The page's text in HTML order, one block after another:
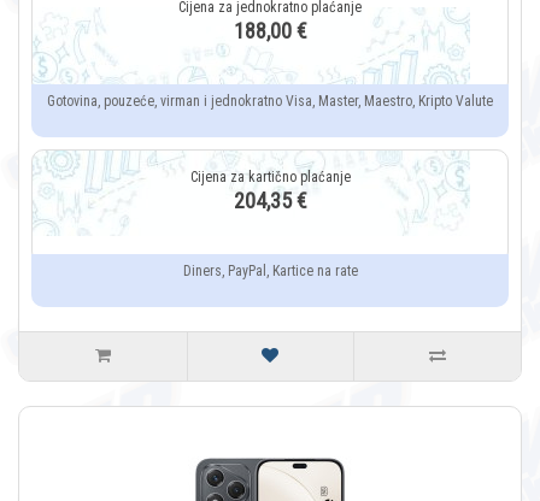
188,00 €
Gotovina, pouzeće, virman i jednokratno Visa, Master, Maestro, Kripto Valute
204,35 €
Diners, PayPal, Kartice na rate